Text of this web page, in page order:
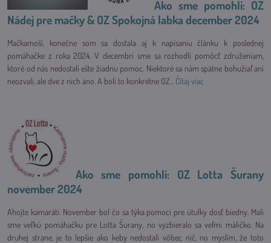
Ako sme pomohli: OZ
Nádej pre mačky & OZ Spokojná labka december 2024
Mačkamoši, konečne som sa dostala aj k napísaniu článku k poslednej
pomáhačke z roka 2024. V decembri sme sa rozhodli pomôcť združeniam,
ktoré od nás nedostali ešte žiadnu pomoc. Niektoré sa nám spätne bohužiaľ ani
neozvali, ale dve z nich áno. A boli to konkrétne OZ... Čítaj viac
Ako sme pomohli: OZ Lotta Šurany
november 2024
Ahojte kamaráti. November bol čo sa týka pomoci pre útulky dosť biedny. Mali
sme veľkú pomáhačku pre Lotta Šurany, no vyzbieralo sa veľmi máličko. Na
druhej strane, je to lepšie ako keby nedostali vôbec nič, no myslím, že toto